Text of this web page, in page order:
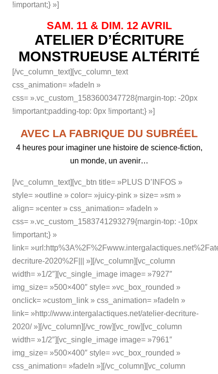
!important;} »]
SAM. 11 & DIM. 12 AVRIL
ATELIER D’ÉCRITURE
MONSTRUEUSE ALTÉRITÉ
[/vc_column_text][vc_column_text
css_animation= »fadeIn »
css= ».vc_custom_1583600347728{margin-top: -20px
!important;padding-top: 0px !important;} »]
AVEC LA FABRIQUE DU SUBRÉEL
4 heures pour imaginer une histoire de science-fiction,
un monde, un avenir…
[/vc_column_text][vc_btn title= »PLUS D’INFOS »
style= »outline » color= »juicy-pink » size= »sm »
align= »center » css_animation= »fadeIn »
css= ».vc_custom_1583741293279{margin-top: -10px
!important;} »
link=
decriture-2020%2F||| »][/vc_column][vc_column
width= »1/2″][vc_single_image image= »7927″
img_size= »500×400″ style= »vc_box_rounded »
onclick= »custom_link » css_animation= »fadeIn »
link= »http://www.intergalactiques.net/atelier-decriture-
2020/ »][/vc_column][/vc_row][vc_row][vc_column
width= »1/2″][vc_single_image image= »7961″
img_size= »500×400″ style= »vc_box_rounded »
css_animation= »fadeIn »][/vc_column][vc_column